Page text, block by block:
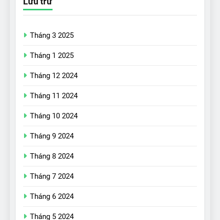
Tháng 3 2025
Tháng 1 2025
Tháng 12 2024
Tháng 11 2024
Tháng 10 2024
Tháng 9 2024
Tháng 8 2024
Tháng 7 2024
Tháng 6 2024
Tháng 5 2024